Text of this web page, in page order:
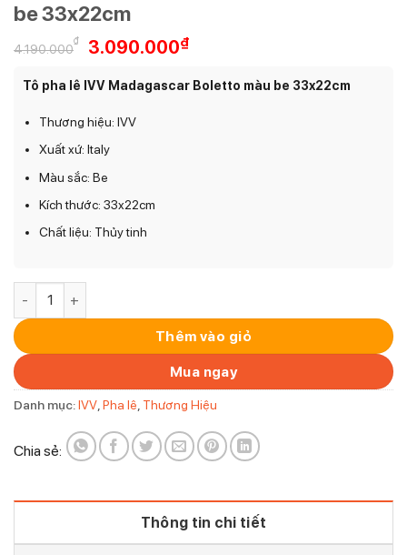
be 33x22cm
4.190.000
₫
Giá
là:
3.090.000₫
tại
Tô pha lê IVV Madagascar Boletto màu be 33x22cm
Thương hiệu: IVV
Xuất xứ: Italy
Màu sắc: Be
Kích thước: 33x22cm
Chất liệu: Thủy tinh
Tô pha lê IVV Madagascar Boletto màu be 33x22cm số lượng
Thêm vào giỏ
Mua ngay
Danh mục:IVV Pha lê Thương Hiệu
Chia sẻ:
Thông tin chi tiết